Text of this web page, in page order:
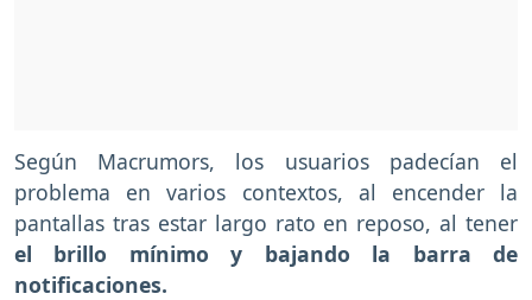
Según Macrumors, los usuarios padecían el
problema en varios contextos, al encender la
pantallas tras estar largo rato en reposo, al tener
el brillo mínimo y bajando la barra de
notificaciones.